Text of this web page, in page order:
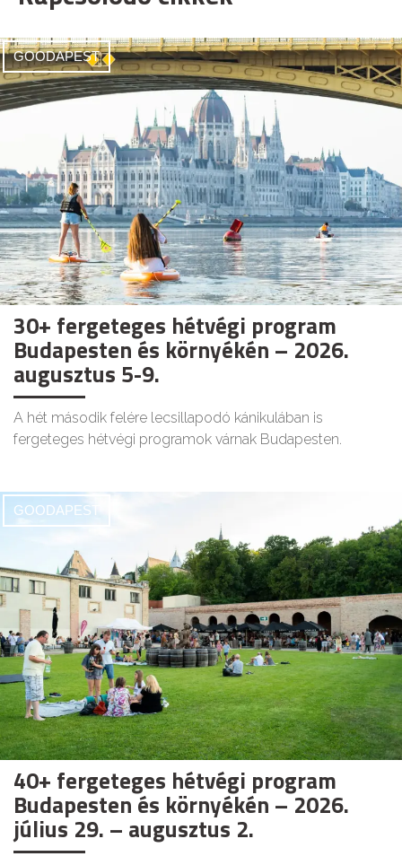
GOODAPEST
30+ fergeteges hétvégi program
Budapesten és környékén – 2026.
augusztus 5-9.
A hét második felére lecsillapodó kánikulában is
fergeteges hétvégi programok várnak Budapesten.
GOODAPEST
40+ fergeteges hétvégi program
Budapesten és környékén – 2026.
július 29. – augusztus 2.